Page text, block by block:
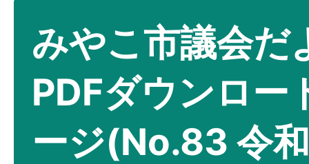
みやこ市議会だ
PDFダウンロー
ージ(No.83 令